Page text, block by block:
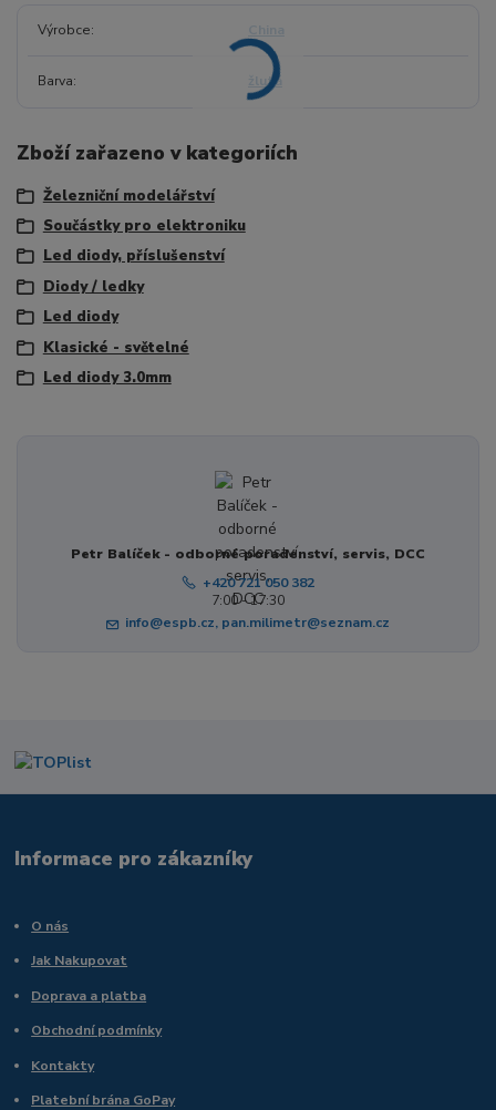
Výrobce
Barva žlutá
Zboží zařazeno v kategoriích
Železniční modelářství
Součástky pro elektroniku
Led diody, příslušenství
Diody / ledky
Led diody
Klasické - světelné
Led diody 3.0mm
Petr Balíček - odborné poradenství, servis, DCC
+420 721 050 382
7:00 - 17:30
info@espb.cz, pan.milimetr@seznam.cz
Informace pro zákazníky
O nás
Jak Nakupovat
Doprava a platba
Obchodní podmínky
Kontakty
Platební brána GoPay